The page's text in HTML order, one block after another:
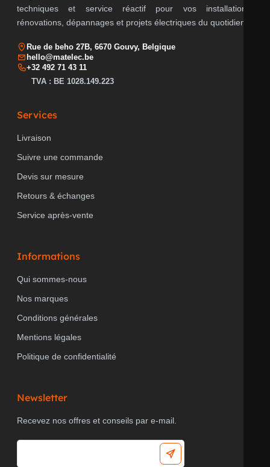
techniques et service réactif pour vos installations,
rénovations, dépannages et projets électriques du quotidien.
Rue de beho 27B, 6670 Gouvy, Belgique
hello@matelec.be
+32 492 71 43 11
TVA : BE 1028.149.223
Services
Livraison
Suivre une commande
Devis sur mesure
Retours & échanges
Service après-vente
Informations
Qui sommes-nous
Nos marques
Conditions générales
Mentions légales
Politique de confidentialité
Newsletter
Recevez nos offres et conseils par e-mail.